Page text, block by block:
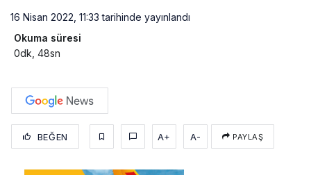
16 Nisan 2022, 11:33 tarihinde yayınlandı
Okuma süresi
0dk, 48sn
BEĞEN A+ A- PAYLAŞ